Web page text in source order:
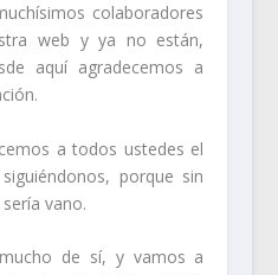
colaboradores
web y ya no están,
aquí agradecemos a
a todos ustedes el
porque sin
vano.
de sí, y vamos a